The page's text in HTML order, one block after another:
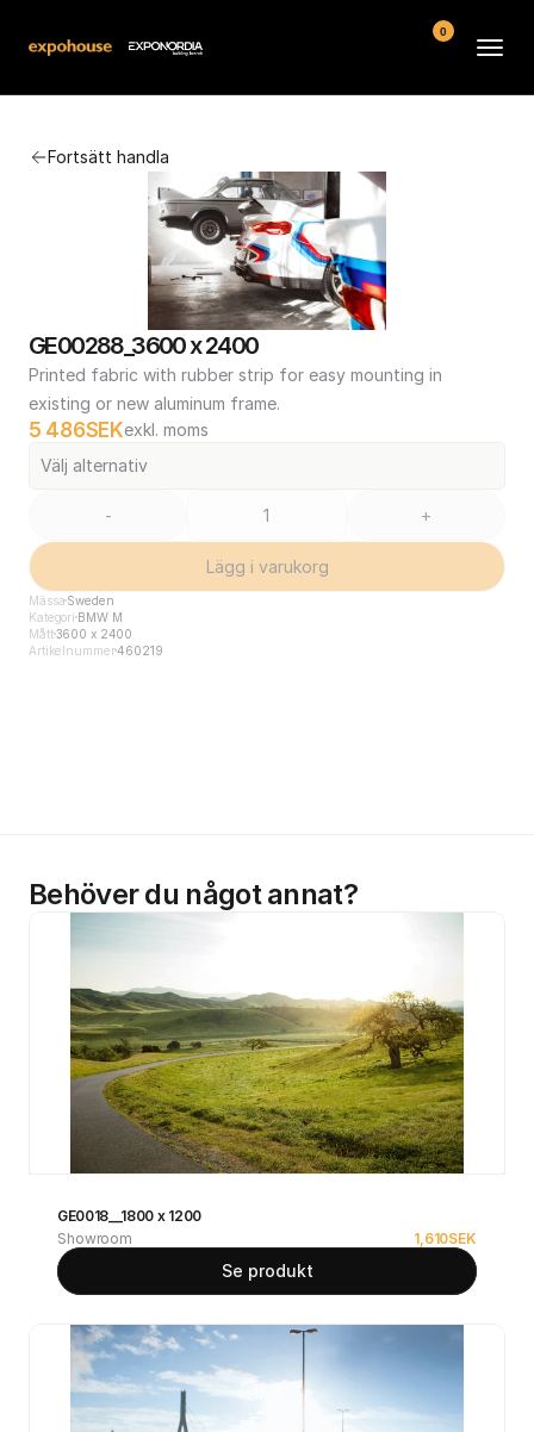
Fortsätt handla
GE00288_3600 x 2400
Printed fabric with rubber strip for easy mounting in
existing or new aluminum frame.
5 486SEKexkl. moms
Välj alternativ
- +
Lägg i varukorg
Mässa Sweden
Kategori BMW M
Mått3600 x 2400
Artikelnummer460219
Behöver du något annat?
GE0018__1800 x 1200
Showroom
1,610SEK
Se produkt
Kontakt
Köpvillkor
0